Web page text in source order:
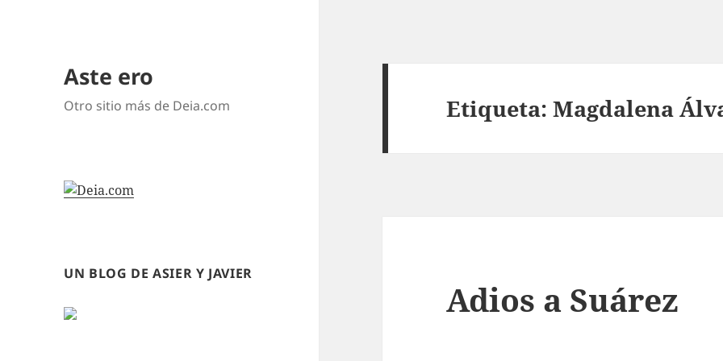
Aste ero
Otro sitio más de Deia.com
UN BLOG DE ASIER Y JAVIER
Etiqueta:Magdalena
Adios a Suárez